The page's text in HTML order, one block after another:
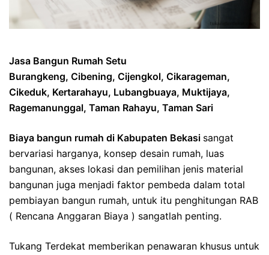
Jasa Bangun Rumah Setu
Burangkeng, Cibening, Cijengkol, Cikarageman,
Cikeduk, Kertarahayu, Lubangbuaya, Muktijaya,
Ragemanunggal, Taman Rahayu, Taman Sari
Biaya bangun rumah di Kabupaten Bekasi sangat
bervariasi harganya, konsep desain rumah, luas
bangunan, akses lokasi dan pemilihan jenis material
bangunan juga menjadi faktor pembeda dalam total
pembiayan bangun rumah, untuk itu penghitungan RAB
( Rencana Anggaran Biaya ) sangatlah penting.
Tukang Terdekat memberikan penawaran khusus untuk